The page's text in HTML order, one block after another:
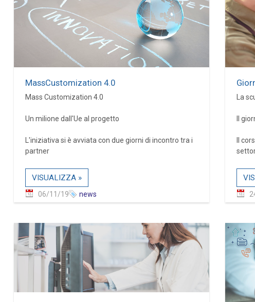
MassCustomization 4.0
Mass Customization 4.0
Un milione dall'Ue al progetto
L'iniziativa si è avviata con due giorni di incontro tra i
partner
VISUALIZZA »
06/11/19 news
La
Il
Il